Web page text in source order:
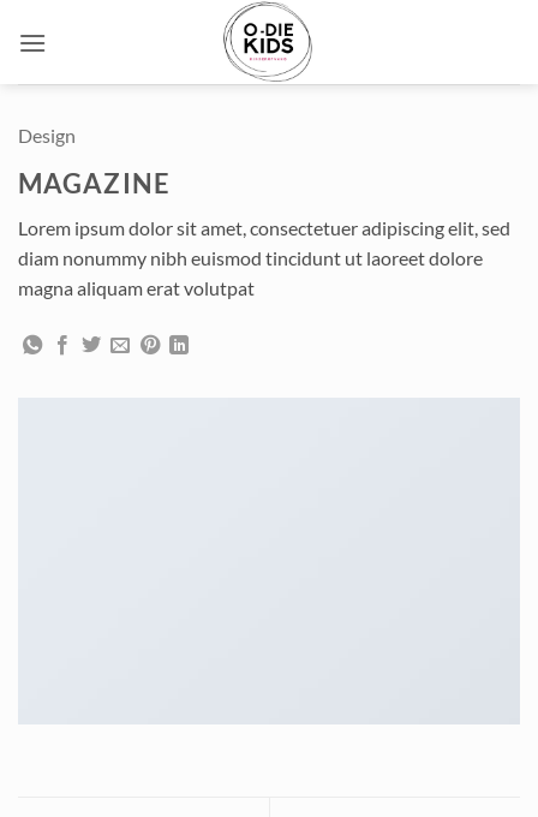
naar
Design
MAGAZINE
Lorem ipsum dolor sit amet, consectetuer adipiscing elit, sed
diam nonummy nibh euismod tincidunt ut laoreet dolore
magna aliquam erat volutpat